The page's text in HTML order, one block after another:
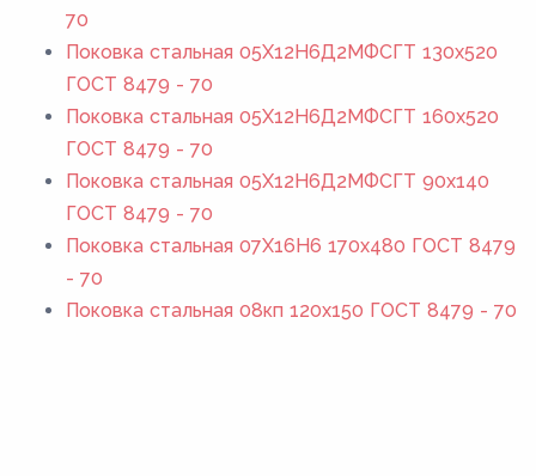
70
Поковка стальная 05Х12Н6Д2МФСГТ 130x520
ГОСТ 8479 - 70
Поковка стальная 05Х12Н6Д2МФСГТ 160x520
ГОСТ 8479 - 70
Поковка стальная 05Х12Н6Д2МФСГТ 90x140
ГОСТ 8479 - 70
Поковка стальная 07Х16Н6 170x480 ГОСТ 8479
- 70
Поковка стальная 08кп 120x150 ГОСТ 8479 - 70